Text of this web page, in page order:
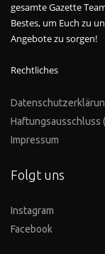
gesamte Gazette
Bestes, um Euch zu
Angebote zu sorgen!
Rechtliches
Haftungsausschluss
Impressum
Folgt uns
Instagram
Facebook